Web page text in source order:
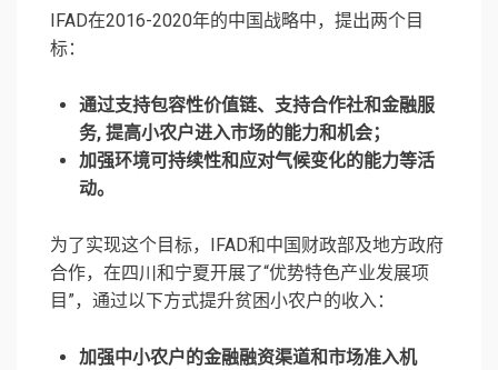
IFAD在2016-2020年的中国战略中，提出两个目
标：
通过支持包容性价值链、支持合作社和金融服
务, 提高小农户进入市场的能力和机会；
加强环境可持续性和应对气候变化的能力等活
动。
为了实现这个目标，IFAD和中国财政部及地方政府
合作，在四川和宁夏开展了“优势特色产业发展项
目”，通过以下方式提升贫困小农户的收入：
加强中小农户的金融融资渠道和市场准入机